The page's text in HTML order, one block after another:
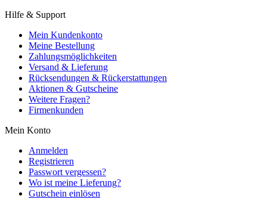
Hilfe & Support
Mein Kundenkonto
Meine Bestellung
Zahlungsmöglichkeiten
Versand & Lieferung
Rücksendungen & Rückerstattungen
Aktionen & Gutscheine
Weitere Fragen?
Firmenkunden
Mein Konto
Anmelden
Registrieren
Passwort vergessen?
Wo ist meine Lieferung?
Gutschein einlösen